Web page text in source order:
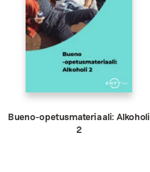
Bueno-opetusmateriaali: Alkoholi
2